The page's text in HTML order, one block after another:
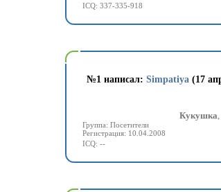
ICQ: 337-335-918
№1 написал: Simpatiya (17
Группа: Посетители
Регистрация: 10.04.2008
Кукушка
ICQ: --